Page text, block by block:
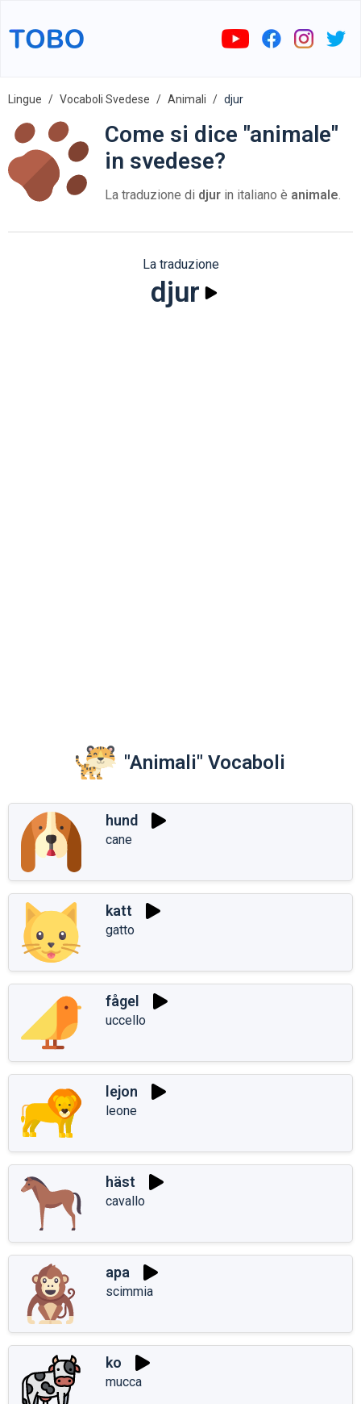
Lingue Vocaboli Svedese Animali djur
Come si dice "animale"
in svedese?
La traduzione di djur in italiano è animale.
La traduzione
djur
"Animali" Vocaboli
hund
cane
katt
gatto
fågel
uccello
lejon
leone
häst
cavallo
apa
scimmia
ko
mucca